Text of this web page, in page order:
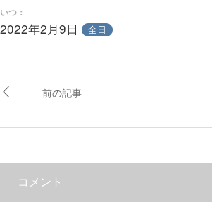
いつ：
2022年2月9日 全日
前の記事
コメント